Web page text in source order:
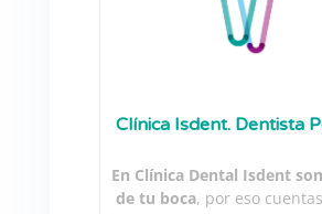
Clínica Isdent. Dentista
En Clínica Dental Isdent
de tu boca, por eso